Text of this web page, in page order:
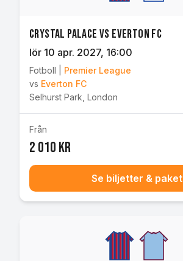
Crystal Palace vs Everton FC
lör 10 apr. 2027, 16:00
Fotboll
Premier League
vs Everton FC
Selhurst Park London
Från
2 010 kr
Se biljetter & paket